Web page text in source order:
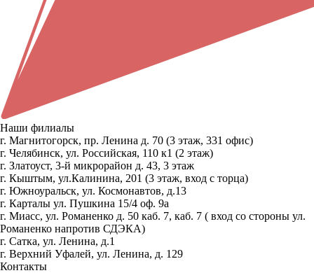
Наши филиалы
г. Магнитогорск, пр. Ленина д. 70 (3 этаж, 331 офис)
г. Челябинск, ул. Российская, 110 к1 (2 этаж)
г. Златоуст, 3-й микрорайон д. 43, 3 этаж
г. Кыштым, ул.Калинина, 201 (3 этаж, вход с торца)
г. Южноуральск, ул. Космонавтов, д.13
г. Карталы ул. Пушкина 15/4 оф. 9а
г. Миасс, ул. Романенко д. 50 каб. 7, каб. 7 ( вход со стороны ул.
Романенко напротив СДЭКА)
г. Сатка, ул. Ленина, д.1
г. Верхний Уфалей, ул. Ленина, д. 129
Контакты